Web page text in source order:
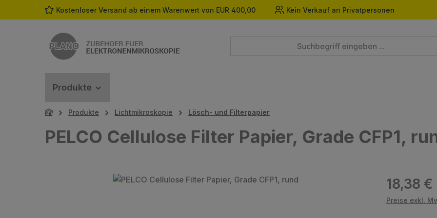
Hauptinhalt springen
Zur Suche springen
Zur Hauptnavigation springen
Kostenloser Versand ab einem Warenwert von EUR 400,00 Kein Verkauf an Privatpersonen
Produkte
Produkte Lichtmikroskopie Lösch- und Filterpapier
PELCO Cellulose Filter Papier, Grade CFP1,
Bildergalerie überspringen Regulärer
18,38 €
Preise exkl.